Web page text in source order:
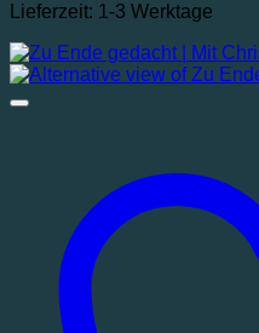
Lieferzeit: 1-3 Werktage